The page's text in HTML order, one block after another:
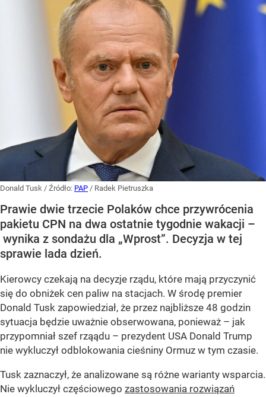
Donald Tusk / Źródło: PAP / Radek Pietruszka
Prawie dwie trzecie Polaków chce przywrócenia
pakietu CPN na dwa ostatnie tygodnie wakacji –
wynika z sondażu dla „Wprost”. Decyzja w tej
sprawie lada dzień.
Kierowcy czekają na decyzje rządu, które mają przyczynić
się do obniżek cen paliw na stacjach. W środę premier
Donald Tusk zapowiedział, że przez najbliższe 48 godzin
sytuacja będzie uważnie obserwowana, ponieważ – jak
przypomniał szef rząądu – prezydent USA Donald Trump
nie wykluczył odblokowania cieśniny Ormuz w tym czasie.
Tusk zaznaczył, że analizowane są różne warianty wsparcia.
Nie wykluczył częściowego zastosowania rozwiązań